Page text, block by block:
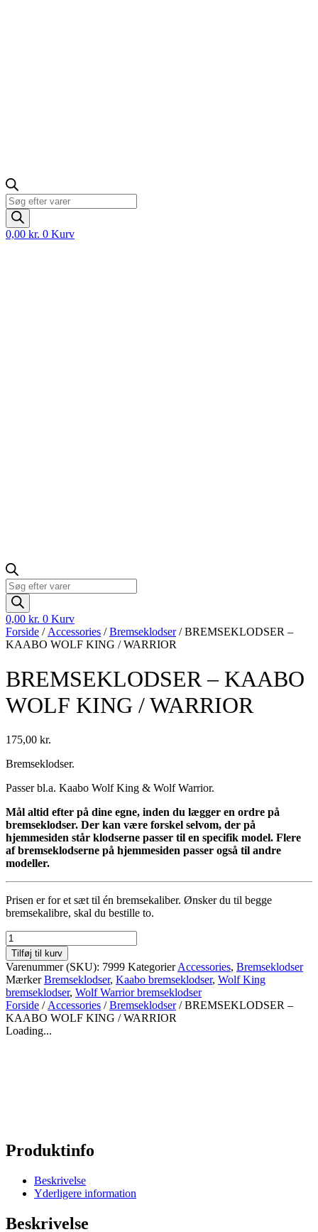
Products
search
0,00 kr. 0 Kurv
Products
search
0,00 kr. 0 Kurv
Forside / Accessories /Bremseklodser/ BREMSEKLODSER –
KAABO WOLF KING / WARRIOR
BREMSEKLODSER – KAABO
WOLF KING / WARRIOR
175,00 kr.
Bremseklodser.
Passer bl.a. Kaabo Wolf King & Wolf Warrior.
Mål altid efter på dine egne, inden du lægger en ordre på
bremseklodser. Der kan være forskel selvom, der på
hjemmesiden står klodserne passer til en specifik model. Flere
af bremseklodserne på hjemmesiden passer også til andre
modeller.
Prisen er for et sæt til én bremsekaliber. Ønsker du til begge
bremsekalibre, skal du bestille to.
BREMSEKLODSER
–
KAABO
WOLF
KING
/
WARRIOR
antal
Tilføj til kurv
Varenummer (SKU): 7999 KategorierAccessories, Bremseklodser
Mærker Bremseklodser, Kaabo bremseklodser, Wolf King
bremseklodser, Wolf Warrior bremseklodser
Forside /Accessories /Bremseklodser/ BREMSEKLODSER –
KAABO WOLF KING / WARRIOR
Loading...
Produktinfo
Beskrivelse
Yderligere information
Beskrivelse